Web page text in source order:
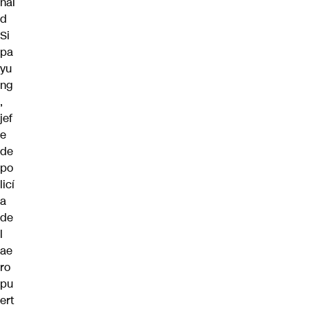
d
Si
pa
yu
ng
,
jef
e
de
po
licí
a
de
l
ae
ro
pu
ert